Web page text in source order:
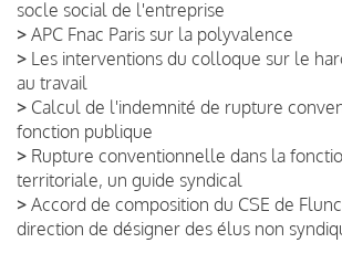
socle social de l'entreprise
> APC Fnac Paris sur la polyvalence
> Les interventions du colloque sur le
au travail
> Calcul de l'indemnité de rupture
fonction publique
> Rupture conventionnelle dans la
territoriale, un guide syndical
> Accord de composition du CSE de
direction de désigner des élus non